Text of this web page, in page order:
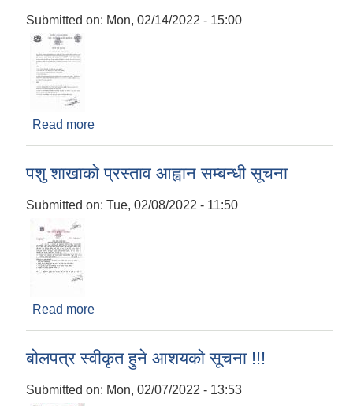
Submitted on: Mon, 02/14/2022 - 15:00
Read more
पशु शाखाकाे प्रस्ताव आह्वान सम्बन्धी सूचना
Submitted on: Tue, 02/08/2022 - 11:50
Read more
बोलपत्र स्वीकृत हुने आशयको सूचना !!!
Submitted on: Mon, 02/07/2022 - 13:53